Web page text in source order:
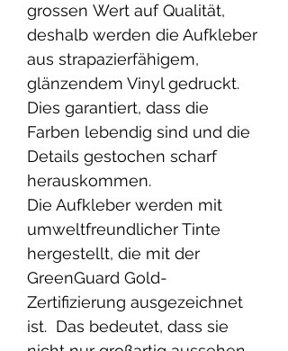
grossen Wert auf Qualität,
deshalb werden die Aufkleber
aus strapazierfähigem,
glänzendem Vinyl gedruckt.
Dies garantiert, dass die
Farben lebendig sind und die
Details gestochen scharf
herauskommen.
Die Aufkleber werden mit
umweltfreundlicher Tinte
hergestellt, die mit der
GreenGuard Gold-
Zertifizierung ausgezeichnet
ist. Das bedeutet, dass sie